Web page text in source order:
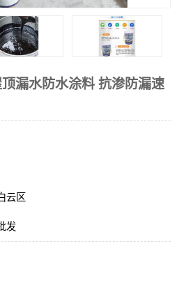
漏水防水涂料 抗渗防漏速
云区
发